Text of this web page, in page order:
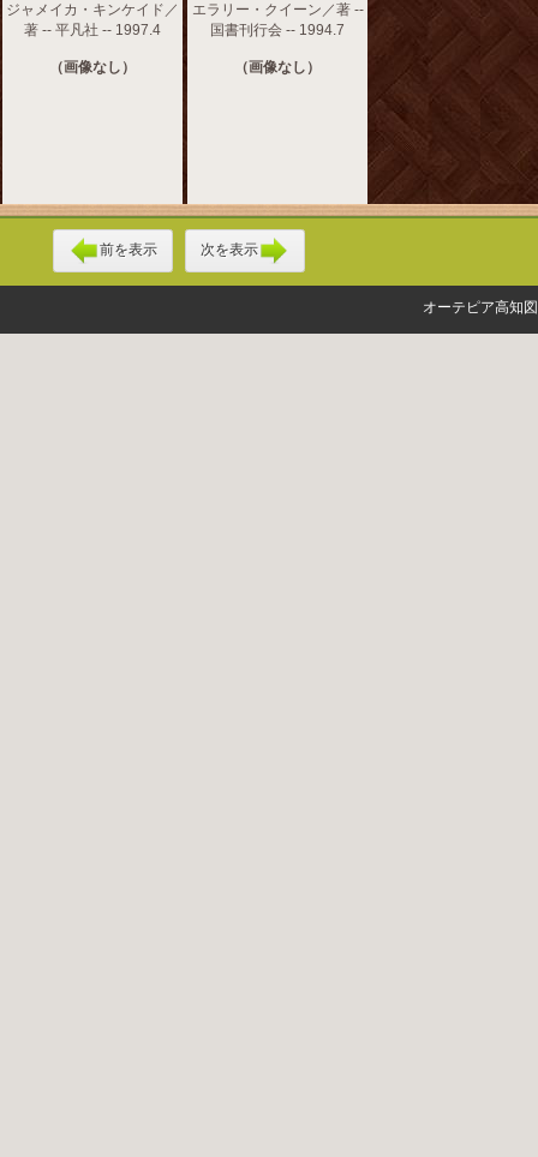
ジャメイカ・キンケイド／
著 -- 平凡社 -- 1997.4
（画像なし）
エラリー・クイーン／著 --
国書刊行会 -- 1994.7
（画像なし）
前を表示 次を表示
オーテピア高知